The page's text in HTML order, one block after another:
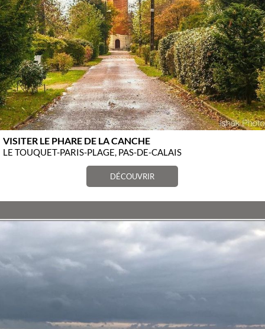
VISITER LE PHARE DE LA CANCHE
LE TOUQUET-PARIS-PLAGE, PAS-DE-CALAIS
DÉCOUVRIR